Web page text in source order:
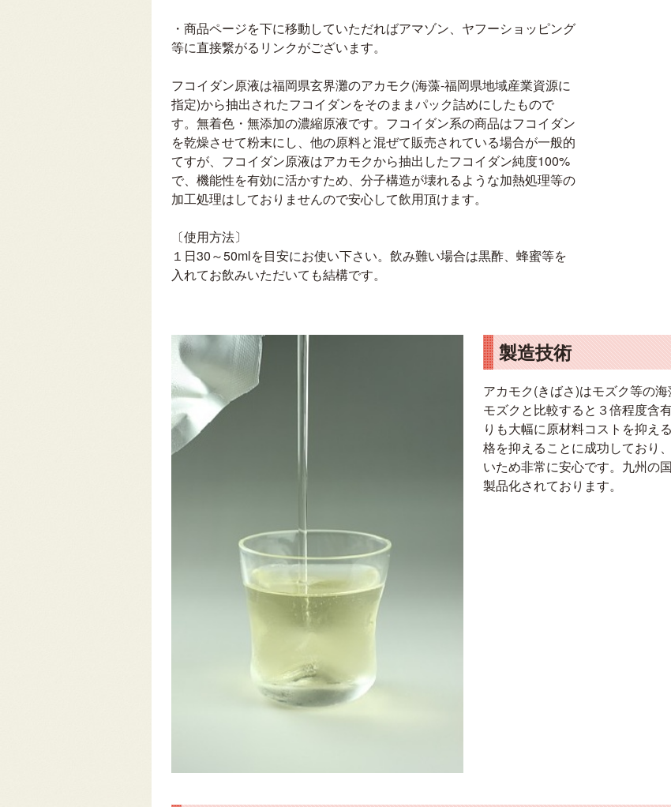
・商品ページを下に移動していただればアマゾン、ヤフーショッピング
等に直接繋がるリンクがございます。
フコイダン原液は福岡県玄界灘のアカモク(海藻-福岡県地域産業資源に
指定)から抽出されたフコイダンをそのままパック詰めにしたもので
す。無着色・無添加の濃縮原液です。フコイダン系の商品はフコイダン
を乾燥させて粉末にし、他の原料と混ぜて販売されている場合が一般的
てすが、フコイダン原液はアカモクから抽出したフコイダン純度100%
で、機能性を有効に活かすため、分子構造が壊れるような加熱処理等の
加工処理はしておりませんので安心して飲用頂けます。
〔使用方法〕
１日30～50mlを目安にお使い下さい。飲み難い場合は黒酢、蜂蜜等を
入れてお飲みいただいても結構です。
製造技術
アカモク(きばさ)はモズク等の
モズクと比較すると３倍程度含
りも大幅に原材料コストを抑え
格を抑えることに成功しており
いため非常に安心です。九州の
製品化されております。